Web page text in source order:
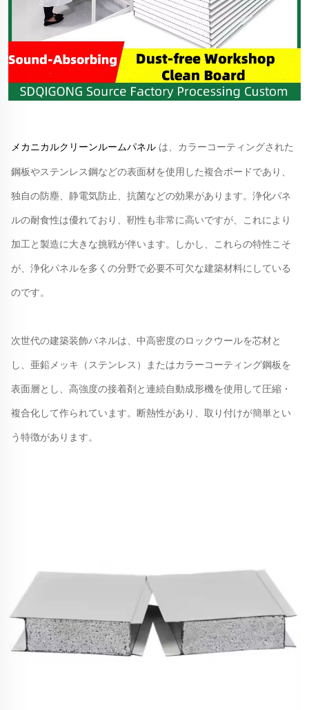
メカニカルクリーンルームパネル は、カラーコーティングされた
鋼板やステンレス鋼などの表面材を使用した複合ボードであり、
独自の防塵、静電気防止、抗菌などの効果があります。浄化パネ
ルの耐食性は優れており、靭性も非常に高いですが、これにより
加工と製造に大きな挑戦が伴います。しかし、これらの特性こそ
が、浄化パネルを多くの分野で必要不可欠な建築材料にしている
のです。
次世代の建築装飾パネルは、中高密度のロックウールを芯材と
し、亜鉛メッキ（ステンレス）またはカラーコーティング鋼板を
表面層とし、高強度の接着剤と連続自動成形機を使用して圧縮・
複合化して作られています。断熱性があり、取り付けが簡単とい
う特徴があります。